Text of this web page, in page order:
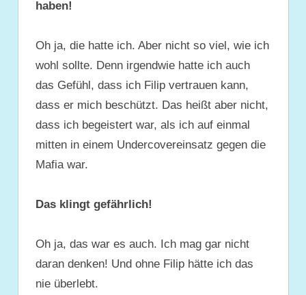
haben!
Oh ja, die hatte ich. Aber nicht so viel, wie ich
wohl sollte. Denn irgendwie hatte ich auch
das Gefühl, dass ich Filip vertrauen kann,
dass er mich beschützt. Das heißt aber nicht,
dass ich begeistert war, als ich auf einmal
mitten in einem Undercovereinsatz gegen die
Mafia war.
Das klingt gefährlich!
Oh ja, das war es auch. Ich mag gar nicht
daran denken! Und ohne Filip hätte ich das
nie überlebt.